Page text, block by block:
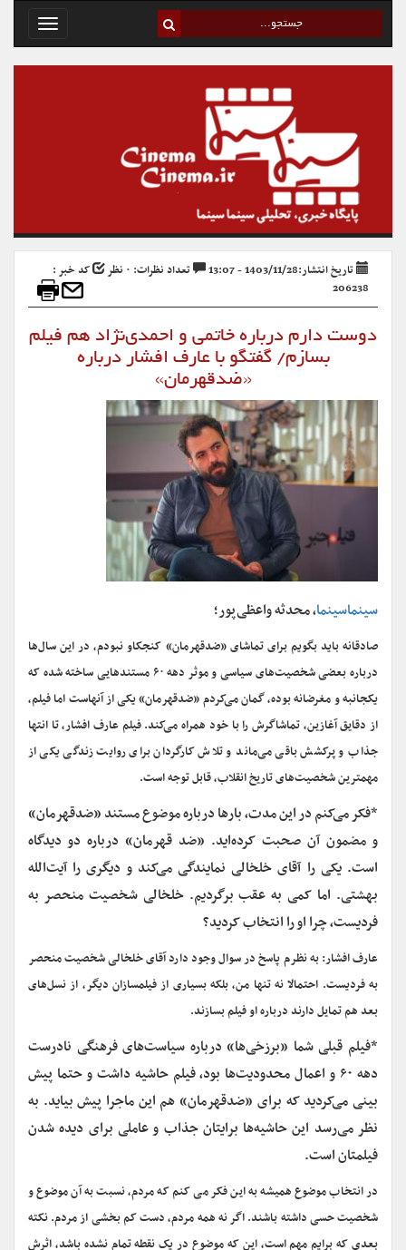
Toggle
تاریخ انتشار:1403/11/28 - 13:07 تعداد نظرات: ۰ نظر
کد خبر :
206238
دوست دارم درباره خاتمی و احمدی‌نژاد هم فیلم
بسازم/ گفتگو با عارف افشار درباره
«ضدقهرمان»
سینماسینما، محدثه واعظی‌پور؛
صادقانه باید بگویم برای تماشای «ضدقهرمان» کنجکاو نبودم، در این سال‌ها
درباره بعضی شخصیت‌های سیاسی و موثر دهه ۶۰ مستندهایی ساخته شده که
یکجانبه و مغرضانه بوده، گمان می‌کردم «ضدقهرمان» یکی از آنهاست اما فیلم،
از دقایق آغازین، تماشاگرش را با خود همراه می‌کند. فیلم عارف افشار، تا انتها
جذاب و پرکشش باقی می‌ماند و تلاش کارگردان برای روایت زندگی یکی از
مهمترین شخصیت‌های تاریخ انقلاب، قابل توجه است.
*فکر می‌کنم در این مدت، بارها درباره موضوع مستند «ضدقهرمان»
و مضمون آن صحبت کرده‌اید. «ضد قهرمان» درباره دو دیدگاه
است. یکی را آقای خلخالی نمایندگی می‌کند و دیگری را آیت‌الله
بهشتی. اما کمی به عقب برگردیم. خلخالی شخصیت منحصر به
فردیست، چرا او را انتخاب کردید؟
عارف افشار: به نظرم پاسخ در سوال وجود دارد آقای خلخالی شخصیت منحصر
به فردیست. احتمالا نه تنها من، بلکه بسیاری از فیلمسازان دیگر، از نسل‌های
بعد هم تمایل دارند درباره او فیلم بسازند.
*فیلم قبلی شما «برزخی‌ها» درباره سیاست‌های فرهنگی نادرست
دهه ۶۰ و اعمال محدودیت‌ها بود، فیلم حاشیه داشت و حتما پیش
بینی می‌کردید که برای «ضدقهرمان» هم این ماجرا پیش بیاید. به
نظر می‌رسد این حاشیه‌ها برایتان جذاب و عاملی برای دیده شدن
فیلمتان است.
در انتخاب موضوع همیشه به این فکر می کنم که مردم، نسبت به آن موضوع و
شخصیت حسی داشته باشند. اگر نه همه مردم، دست کم بخشی از مردم. نکته
بعدی که برایم مهم است، این که موضوع در یک نقطه تمام نشده باشد، اثرش